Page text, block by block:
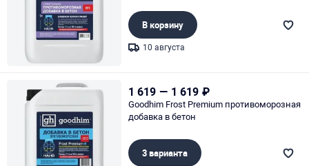
В корзину
10 августа
1 619 — 1 619 ₽
Goodhim Frost Premium противоморозная
добавка в бетон
3 варианта